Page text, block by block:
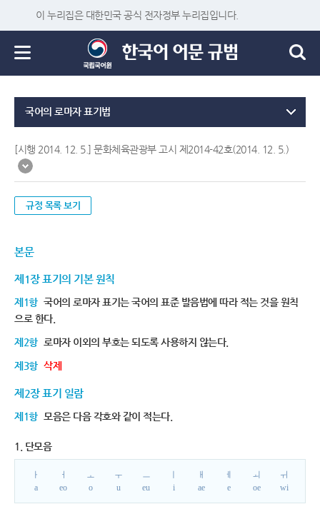
이 누리집은 대한민국 공식 전자정부 누리집입니다.
국어의 로마자 표기법
[시행 2014. 12. 5.] 문화체육관광부 고시 제2014-42호(2014. 12. 5.)
규정 목록 보기
본문
제1장 표기의 기본 원칙
제1항 국어의 로마자 표기는 국어의 표준 발음법에 따라 적는 것을 원칙
으로 한다.
제2항 로마자 이외의 부호는 되도록 사용하지 않는다.
제3항 삭제
제2장 표기 일람
제1항 모음은 다음 각호와 같이 적는다.
1. 단모음
ㅏ
a
ㅓ
eo
ㅗ
o
ㅜ
u
ㅡ
eu
i
ㅐ
ae
ㅔ
e
ㅚ
oe
ㅟ
wi